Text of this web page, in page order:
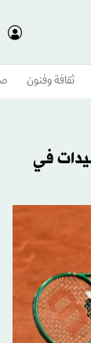
ثقافة وفنون
في